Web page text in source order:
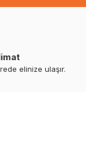
elinize ulaşır.